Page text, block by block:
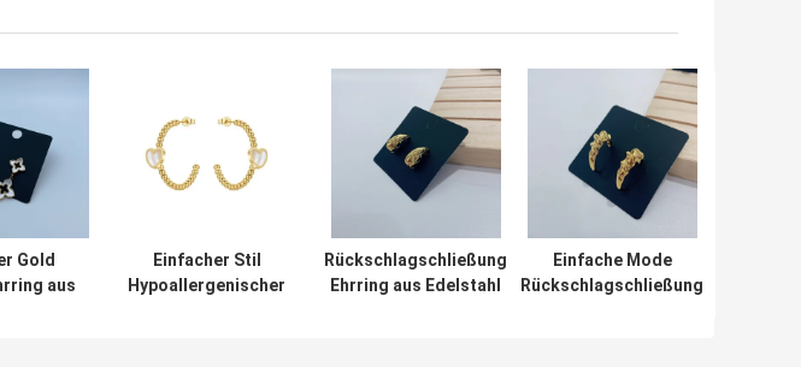
Gold
aus
Einfacher Stil
Hypoallergenischer
Rückschlagschließung
Ehrring aus Edelstahl
Einfache Mode
Rückschlagschließung